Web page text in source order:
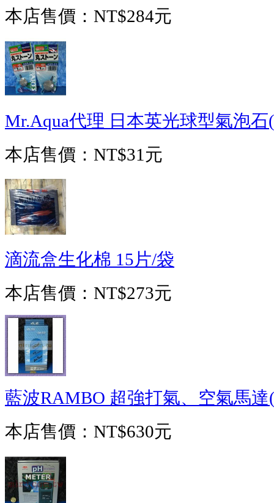
本店售價： NT$284元
Mr.Aqua代理 日本英光球型氣泡
本店售價： NT$31元
滴流盒生化棉 15片/袋
本店售價： NT$273元
藍波RAMBO 超強打氣、空氣馬達
本店售價： NT$630元